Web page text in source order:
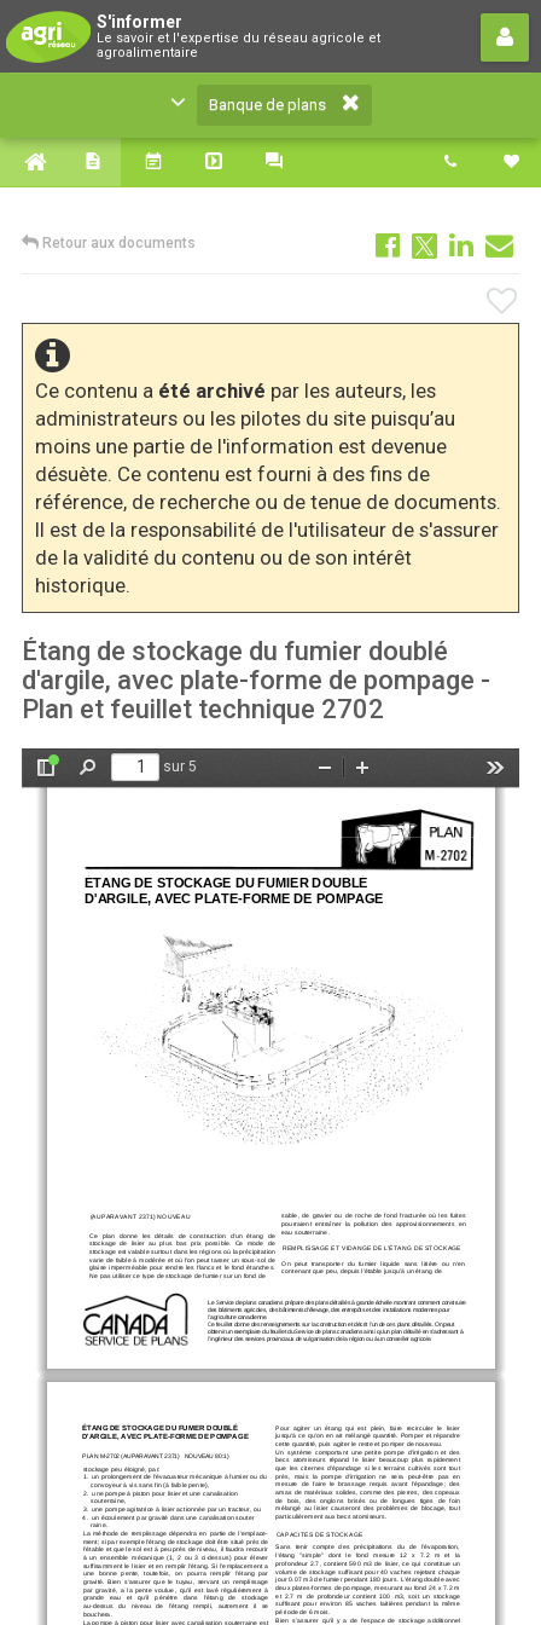
S'informer
Le savoir et l'expertise du réseau agricole et
agroalimentaire
Banque de plans
Le savoir et l'expertise du réseau agricole et
agroalimentaire
Banque de plans
Retour aux documents
Ce contenu a été archivé par les auteurs, les
administrateurs ou les pilotes du site puisqu’au
moins une partie de l'information est devenue
désuète. Ce contenu est fourni à des fins de
référence, de recherche ou de tenue de documents.
Il est de la responsabilité de l'utilisateur de s'assurer
de la validité du contenu ou de son intérêt
historique.
Étang de stockage du fumier doublé
d'argile, avec plate-forme de pompage -
Plan et feuillet technique 2702
Afficher/Masquer
Rechercher
sur 5
Outils
ZoomZoom
ÉTANG DE STOCKAGE DU FUMIER DOUBLÉ
D'ARGILE, AVEC PLATE-FORME DE POMPAGE
sable,  de gravier  ou de  roche  de  fond  fracturée où  les  fuites
pourraient  entraîner la  pollution  des
  ap
provisionnements
  en
eau souterraine.
REMPLISSAGE ET VIDANGE DE L'ÉTANG DE STOCK AGE
On  peut  transporter  du  fumier  liquide  sans  litière  ou  n'en
contenant que peu, depuis l'étable jusqu'à un étang de
(AUPARAVANT 2371) NOUVEAU
Ce  plan  donne  les  détails de  construction  d'un  étang  de
stockage  de  lisier  au  plus  bas  prix  possible.  Ce  mode  de
stockage est valable surtout dans les régions où la précipitation
varie de faible à modérée et où l'on peut tasser un sous-sol de
glaise imperméable pour rendre les flancs et le fond étanches.
Ne pas utiliser ce type de stockage de fumier sur un fond de
Le Service de plans canadiens prépare des plans détaillés à grande échelle montrant comment construire
des bâtiments agricoles, des bâtiments d'élev age, des entrepôts et des installations modernes pour
l'agriculture canadienne.
Ce feuillet donne des renseignements sur la construction et décrit l'un de ces plans détaillés. On peut
obtenir un exemplaire du feuillet du Service de plans c anadiens ainsi qu'un plan détaillé en s'adressant à
l'ingénieur des services provinciaux de vulgarisation de la région ou à un conseiller agricole.
ÉTANG DE STOCKAGE DU FUMER DOUBLÉ
D'ARGILE, AVEC PLATE- FORME DE POMPAGE
PLAN M-2702 (AUPARAVANT 2371)   NOUVEAU 80:1)
stockage peu éloigné, par:
1.
un prolongement de l'évacuateur mécanique à fumier ou du
    convo
yeur à vis sans fin (à faible pente),
2.
une pompe à piston pour lisier et une canalisation
    souterraine,
3.  une pompe agitatrice à lisier actionnée par un tracteur, ou
4.  un écoulement par gravité dans une canalisation souter
raine.
La  méthode de  remplissage  dépendra  en partie  de  l'emplace-
ment; si par exemple l'étang de stockage doit être situé près de
l'étable et que le sol est à peu près de niveau, il faudra recourir
à  un  ensemble  mécanique  (1,  2 ou
  3  ci-d
essus) pour
  élever
suffisamment le lisier et en remplir
  l'étan
g.  Si  l'emplacement  a
une
  b
onne pente,  toutefois ,  on pourra
  remplir
  l'éta
ng  par
gravité.  Bien
  s'assurer
que
  le  tu
yau,  servant  un
  remp
lissage
par gravité, a  la pente  voulue,  qu'il  est
  lav
é  régulièrement à
grande eau et   qu'il   pénètre   dans   l'étang
   de
   stoc
kage
au-dessus du
   nive
au
   de
   l'étang   r
empli,   autrement   il   se
bouchera.
La pompe à piston pour lisier avec canalisation souterraine est
Sans  tenir  compte  des  précipitations du
  de
l'évaporation,
l'étang   "simple"   dont   le   fond   mesure   12   x 7.2   m   et   la
profondeur  2.7 ,  contient  590 m3
  de  l
isier,  ce  qui  constitue  un
volume  de  stockage  suffisant  pour  40  vaches  rejetant  chaque
jour 0.07 m3 de fumier pendant 180 jours. L'étang double avec
deux plates-formes de pompage, mesurant au fond 24 x 7.2 m
et  2.7  m
  de  profon
deur  contient 100  m3,  soit  un  stockage
suffisant  pour environ  85  vaches  laitières pendant  la  même
période de 6 mois.
Bien  s'assurer  qu'il  y  a  de  l'espace  de  stockage  additionnel
CAPACITÉ S DE STOCKAGE
Pour  agiter  un  étang  qui  est  plein,  faire  recirculer  le
lisier
jusqu'à ce qu'on en ait mélangé quantité. Pomper et répandre
cette quantité, puis agiter le reste et pomper de nouveau.
Un  système  comportant  une
  pet
ite  pompe
  d'
irrigation  et  des
becs  atomiseurs  répand le lisier  beaucoup  plus  rapidement
que  les  citernes  d'épandage
  si  les
  terrai
ns  cultivés sont  tout
près,  mais  la
  pompe
d'irrigation  ne  sera
  peut-être  p
as  en
mesure
  de
  fai
re  le  brassage  requis
  av
ant  l'épandage; des
amas  de  matériaux  solides,  comme  des  pierres,  des  copeaux
de  bois,  des  onglons
  bris
és  ou  de  longues tiges
de  foin
mélangé au lisier  causeront  des  problèmes
  de  b
locage,  tout
particulièrement aux becs atomiseurs.